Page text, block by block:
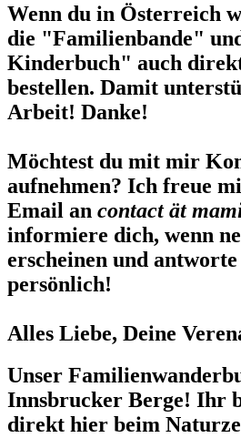
Wenn du in Österreich
die "Familienbande"
Kinderbuch" auch
bestellen. Damit
Arbeit! Danke!
Möchtest du mit mir
aufnehmen? Ich freue
Email an contact ät
informiere dich, wenn
erscheinen und
persönlich!
Alles Liebe, Deine
Unser
Innsbrucker Berge! Ihr
direkt hier beim